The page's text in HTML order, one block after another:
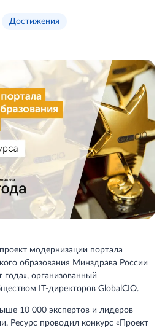
Достижения
модернизации портала
образования Минздрава России
года», организованный
IT-директоров GlobalCIO.
10 000 экспертов и лидеров
Ресурс проводил конкурс «Проект